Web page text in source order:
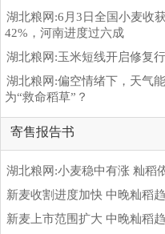
湖北粮网:6月3日全国小麦收
42%，河南进度过六成
湖北粮网:玉米短线开启修复
湖北粮网:偏空情绪下，天气
为“救命稻草”？
寄售报告书
湖北粮网:小麦稳中有涨 籼稻
新麦收割进度加快 中晚籼稻
新麦上市范围扩大 中晚籼稻